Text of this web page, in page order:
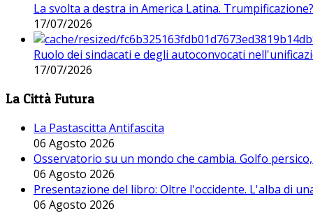
La svolta a destra in America Latina. Trumpificazione?
17/07/2026
Ruolo dei sindacati e degli autoconvocati
17/07/2026
La Città Futura
La Pastascitta Antifascita
06 Agosto 2026
Osservatorio su un mondo che cambia. Golfo
06 Agosto 2026
Presentazione del libro: Oltre l'occidente. L'alba di
06 Agosto 2026